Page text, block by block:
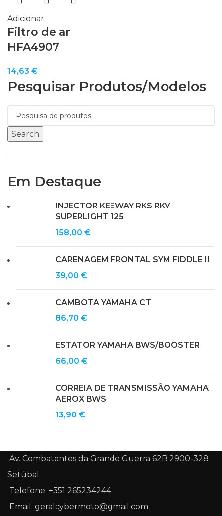
Pesquisar Produtos/modelos
Search
Em Destaque
INJECTOR KEEWAY RKS RKV
SUPERLIGHT 125
158,00 €
CARENAGEM FRONTAL SYM FIDDLE II
39,00 €
CAMBOTA YAMAHA CT
86,70 €
ESTATOR YAMAHA BWS/BOOSTER
66,00 €
CORREIA DE TRANSMISSÃO YAMAHA
AEROX BWS
13,90 €
Adicionar
Filtro de ar
HFA4907
14,63 €
Av. Combatentes da Grande Guerra 62B 2900-328
Setúbal
Telefone: +351 265234244
Email: geralcybermoto@gmail.com